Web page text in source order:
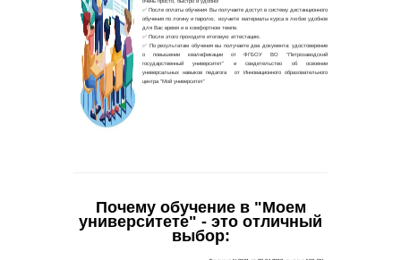
Почему обучение в "Моем
университете" - это отличный
выбор: